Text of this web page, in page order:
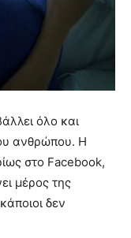
όλο και
ανθρώπου. Η
στο Facebook,
μέρος της
δεν